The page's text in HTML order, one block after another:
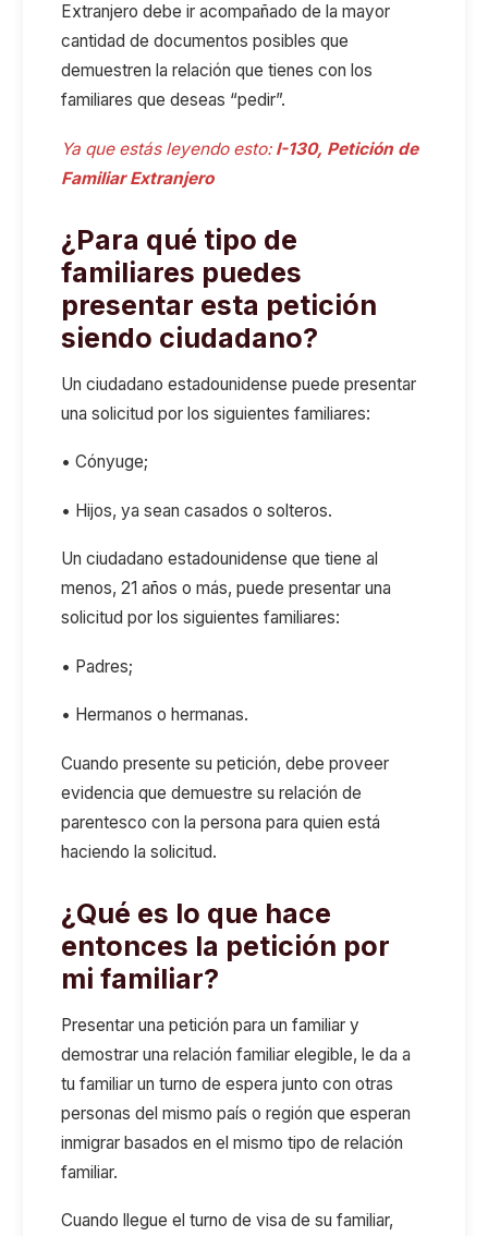
Extranjero debe ir acompañado de la mayor
cantidad de documentos posibles que
demuestren la relación que tienes con los
familiares que deseas “pedir”.
Ya que estás leyendo esto: I-130, Petición de
Familiar Extranjero
¿Para qué tipo de
familiares puedes
presentar esta petición
siendo ciudadano?
Un ciudadano estadounidense puede presentar
una solicitud por los siguientes familiares:
• Cónyuge;
• Hijos, ya sean casados o solteros.
Un ciudadano estadounidense que tiene al
menos, 21 años o más, puede presentar una
solicitud por los siguientes familiares:
• Padres;
• Hermanos o hermanas.
Cuando presente su petición, debe proveer
evidencia que demuestre su relación de
parentesco con la persona para quien está
haciendo la solicitud.
¿Qué es lo que hace
entonces la petición por
mi familiar?
Presentar una petición para un familiar y
demostrar una relación familiar elegible, le da a
tu familiar un turno de espera junto con otras
personas del mismo país o región que esperan
inmigrar basados en el mismo tipo de relación
familiar.
Cuando llegue el turno de visa de su familiar,